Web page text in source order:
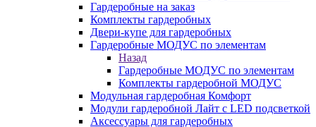
Гардеробные на заказ
Комплекты гардеробных
Двери-купе для гардеробных
Гардеробные МОДУС по элементам
Назад
Гардеробные МОДУС по элементам
Комплекты гардеробной МОДУС
Модульная гардеробная Комфорт
Модули гардеробной Лайт с LED подсветкой
Аксессуары для гардеробных